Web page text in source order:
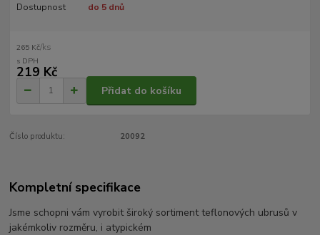
Dostupnost do 5 dnů
265 Kč/ks
219 Kč
Přidat do košíku
Číslo produktu: 20092
Kompletní specifikace
Jsme schopni vám vyrobit široký sortiment teflonových ubrusů v
jakémkoliv rozměru, i atypickém